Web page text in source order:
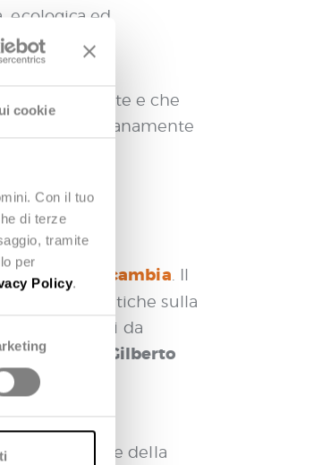
cookie
Con il tuo
di terze
tramite
per
Policy.
ecologica ed
presentate e che
quotidianamente
Paese che cambia . Il
alle politiche sulla
PNRR, nodi da
i Ministri
Gilberto
Presentazione della